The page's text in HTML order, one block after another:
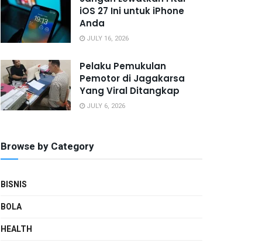
iOS 27 Ini untuk iPhone
Anda
JULY 16, 2026
Pelaku Pemukulan
Pemotor di Jagakarsa
Yang Viral Ditangkap
JULY 6, 2026
Browse by Category
BISNIS
BOLA
HEALTH